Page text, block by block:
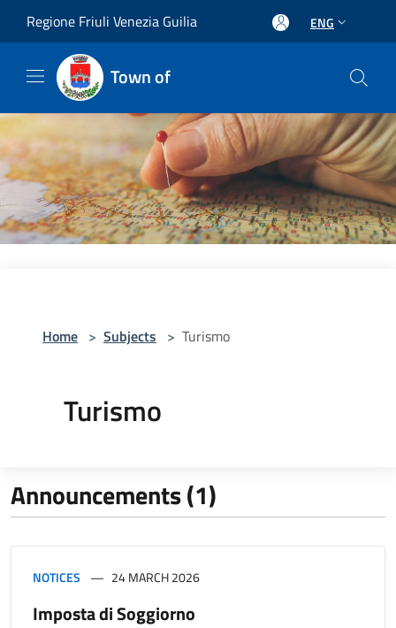
Regione Friuli Venezia Guilia ENG
Town of
Home > Subjects > Turismo
Turismo
Announcements (1)
NOTICES 24 MARCH 2026
Imposta di Soggiorno